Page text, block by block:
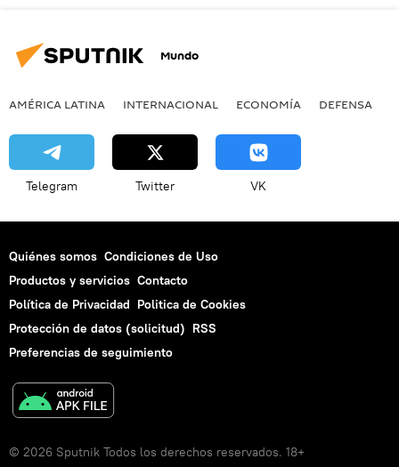
Mundo
AMÉRICA LATINA INTERNACIONAL ECONOMÍA DEFENSA
Telegram Twitter VK
Quiénes somos Condiciones de Uso
Productos y servicios Contacto
Política de Privacidad Politica de Cookies
Protección de datos (solicitud) RSS
Preferencias de seguimiento
© 2026 Sputnik Todos los derechos reservados. 18+